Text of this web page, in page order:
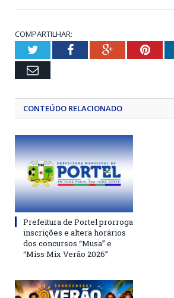
COMPARTILHAR:
TwitterFacebookGoogle+
Email
CONTEÚDO RELACIONADO
Prefeitura de Portel prorroga
inscrições e altera horários
dos concursos “Musa” e
“Miss Mix Verão 2026”